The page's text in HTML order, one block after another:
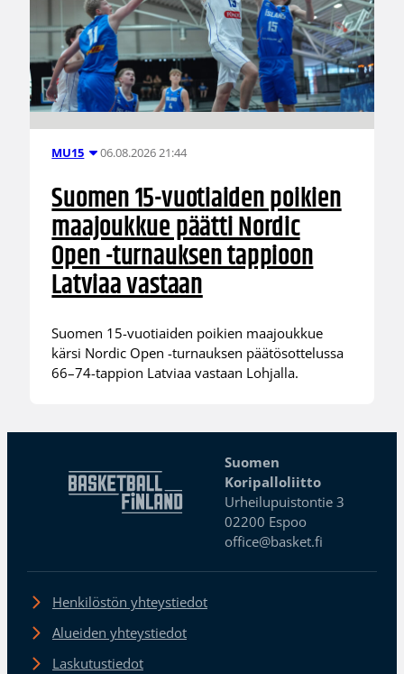
MU15 06.08.2026 21:44
Suomen 15-vuotiaiden poikien
maajoukkue päätti Nordic
Open -turnauksen tappioon
Latviaa vastaan
Suomen 15-vuotiaiden poikien maajoukkue
kärsi Nordic Open -turnauksen päätösottelussa
66–74-tappion Latviaa vastaan Lohjalla.
Suomen
Koripalloliitto
Urheilupuistontie 3
02200 Espoo
office@basket.fi
Henkilöstön yhteystiedot
Alueiden yhteystiedot
Laskutustiedot